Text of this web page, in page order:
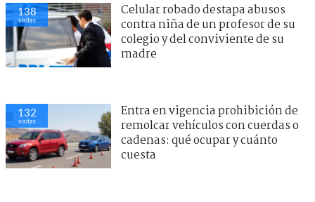
138
visitas
Celular robado destapa abusos
contra niña de un profesor de su
colegio y del conviviente de su
madre
132
visitas
Entra en vigencia prohibición de
remolcar vehículos con cuerdas o
cadenas: qué ocupar y cuánto
cuesta